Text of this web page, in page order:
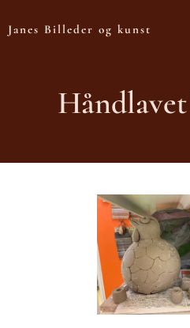
Janes Billeder og kunst